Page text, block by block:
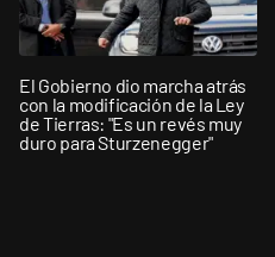
El Gobierno dio marcha atrás
con la modificación de la Ley
de Tierras: "Es un revés muy
duro para Sturzenegger"